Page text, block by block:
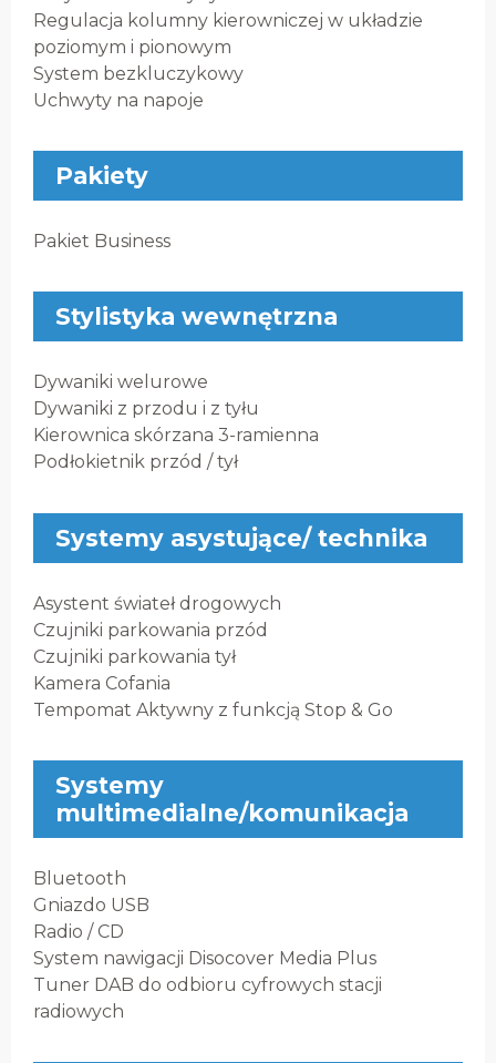
Regulacja kolumny kierowniczej w układzie
poziomym i pionowym
System bezkluczykowy
Uchwyty na napoje
Pakiety
Pakiet Business
Stylistyka wewnętrzna
Dywaniki welurowe
Dywaniki z przodu i z tyłu
Kierownica skórzana 3-ramienna
Podłokietnik przód / tył
Systemy asystujące/ technika
Asystent świateł drogowych
Czujniki parkowania przód
Czujniki parkowania tył
Kamera Cofania
Tempomat Aktywny z funkcją Stop & Go
Systemy
multimedialne/komunikacja
Bluetooth
Gniazdo USB
Radio / CD
System nawigacji Disocover Media Plus
Tuner DAB do odbioru cyfrowych stacji
radiowych